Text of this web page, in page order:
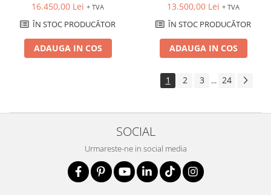
16.450,00 Lei + TVA
ÎN STOC PRODUCĂTOR
ADAUGA IN COS
13.500,00 Lei + TVA
ÎN STOC PRODUCĂTOR
ADAUGA IN COS
1 2 3 ... 24
SOCIAL
Urmareste-ne in social media